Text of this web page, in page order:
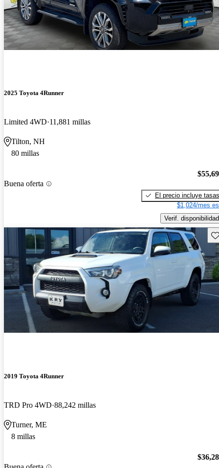
2025 Toyota 4Runner
Limited 4WD 11,881 millas
Tilton, NH
80 millas
Buena oferta
El precio incluye tasas
$1,024/mes
Verif. disponibilidad
2019 Toyota 4Runner
TRD Pro 4WD 88,242 millas
Turner, ME
8 millas